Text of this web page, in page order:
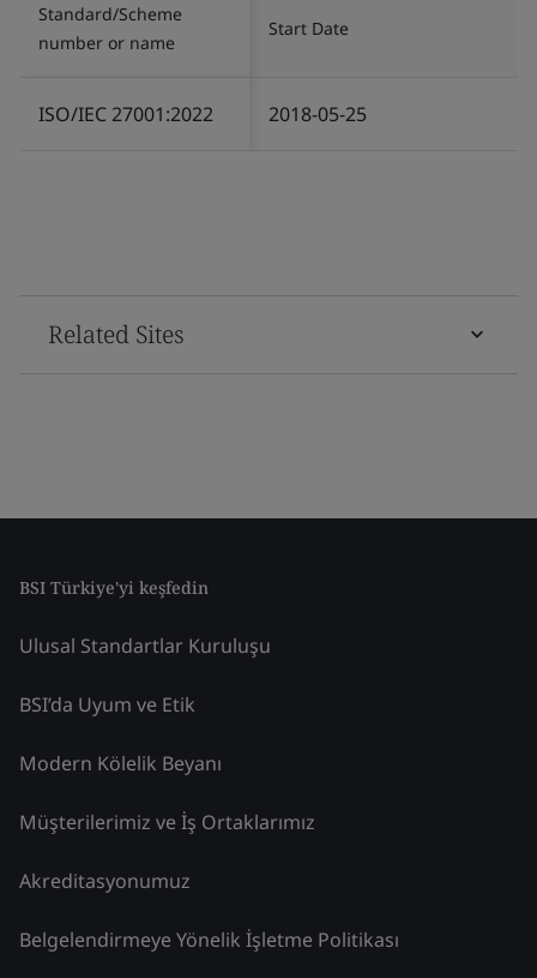
Standard/Scheme
number or name
Start Date
ISO/IEC 27001:2022 2018-05-25
Related Sites
BSI Türkiye'yi keşfedin
Ulusal Standartlar Kuruluşu
BSI’da Uyum ve Etik
Modern Kölelik Beyanı
Müşterilerimiz ve İş Ortaklarımız
Akreditasyonumuz
Belgelendirmeye Yönelik İşletme Politikası